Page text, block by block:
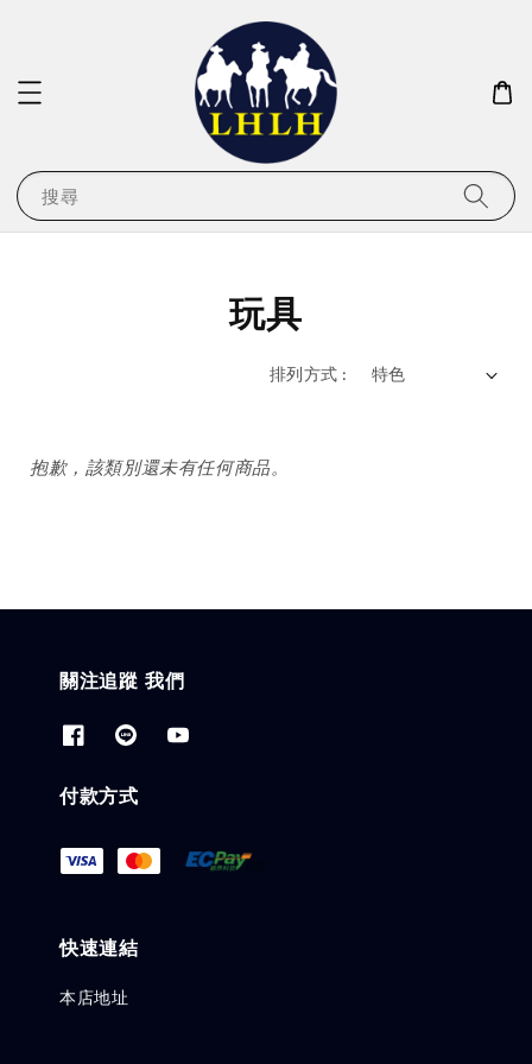
搜尋
玩具
排列方式 :
抱歉，該類別還未有任何商品。
關注追蹤 我們
付款方式
快速連結
本店地址